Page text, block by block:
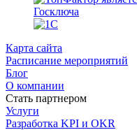
Карта сайта
Расписание мероприятий
Блог
О компании
Стать партнером
Услуги
Разработка KPI и OKR